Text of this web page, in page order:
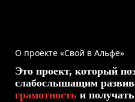
О проекте «Свой в Альфе»
Это проект, который
слабослышащим
грамотность и получать